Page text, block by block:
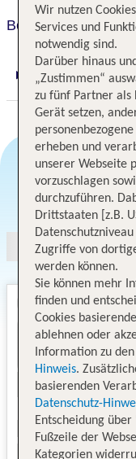
Best Terramarina
Digitaler und
Wir nutzen
Services und
notwendig sind.
Darüber hinaus
„Zustimmen“
zu fünf Partner
Gerät setzen,
erheben und
unserer Webseite
vorzuschlagen
durchzuführen.
Drittstaaten [z.B.
Zugriffe von
werden können.
Sie können mehr
finden und
Cookies
ablehnen oder
Information zu
Hinweis.
basierenden
Datenschutz-
Entscheidung
Fußzeile der
Kategorien